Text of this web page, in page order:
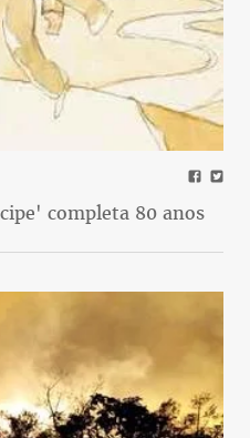
completa 80 anos